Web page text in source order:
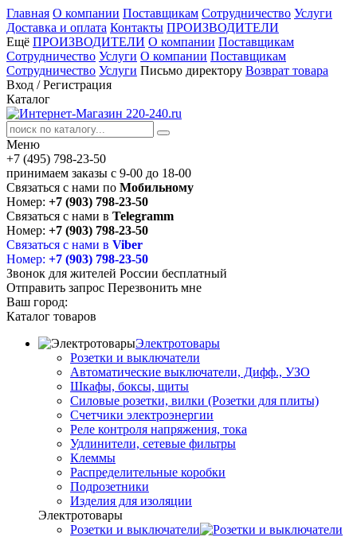
Главная О компании Поставщикам Сотрудничество Услуги
Доставка и оплата Контакты ПРОИЗВОДИТЕЛИ
Ещё ПРОИЗВОДИТЕЛИ О компании Поставщикам
Сотрудничество Услуги О компании Поставщикам
Сотрудничество Услуги Письмо директору Возврат товара
Вход /Регистрация
Каталог
Меню
+7 (495) 798-23-50
принимаем заказы с 9-00 до 18-00
Связаться с нами по Мобильному
Номер: +7 (903) 798-23-50
Связаться с нами в Telegramm
Номер: +7 (903) 798-23-50
Связаться с нами в Viber
Номер: +7 (903) 798-23-50
Звонок для жителей России бесплатный
Отправить запрос Перезвонить мне
Ваш город:
Каталог товаров
Электротовары
Розетки и выключатели
Автоматические выключатели, Дифф., УЗО
Шкафы, боксы, щиты
Силовые розетки, вилки (Розетки для плиты)
Счетчики электроэнергии
Реле контроля напряжения, тока
Удлинители, сетевые фильтры
Клеммы
Распределительные коробки
Подрозетники
Изделия для изоляции
Электротовары
Розетки и выключатели